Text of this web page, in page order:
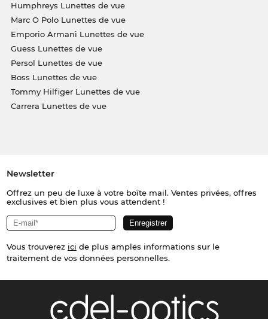
Humphreys Lunettes de vue
Marc O Polo Lunettes de vue
Emporio Armani Lunettes de vue
Guess Lunettes de vue
Persol Lunettes de vue
Boss Lunettes de vue
Tommy Hilfiger Lunettes de vue
Carrera Lunettes de vue
Newsletter
Offrez un peu de luxe à votre boîte mail. Ventes privées, offres
exclusives et bien plus vous attendent !
Vous trouverez ici de plus amples informations sur le
traitement de vos données personnelles.